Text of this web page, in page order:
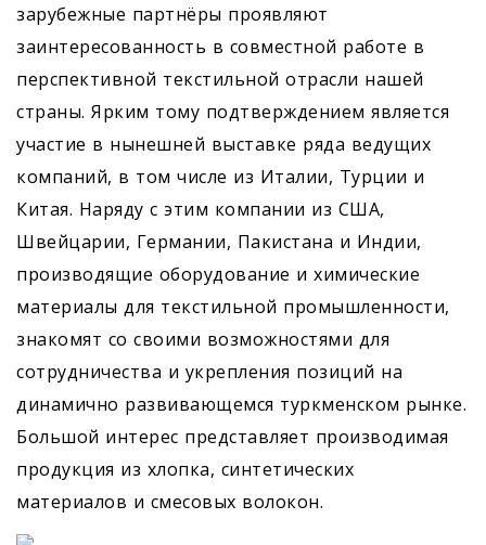
зарубежные партнёры проявляют
заинтересованность в совместной работе в
перспективной текстильной отрасли нашей
страны. Ярким тому подтверждением является
участие в нынешней выставке ряда ведущих
компаний, в том числе из Италии, Турции и
Китая. Наряду с этим компании из США,
Швейцарии, Германии, Пакистана и Индии,
производящие оборудование и химические
материалы для текстильной промышленности,
знакомят со своими возможностями для
сотрудничества и укрепления позиций на
динамично развивающемся туркменском рынке.
Большой интерес представляет производимая
продукция из хлопка, синтетических
материалов и смесовых волокон.